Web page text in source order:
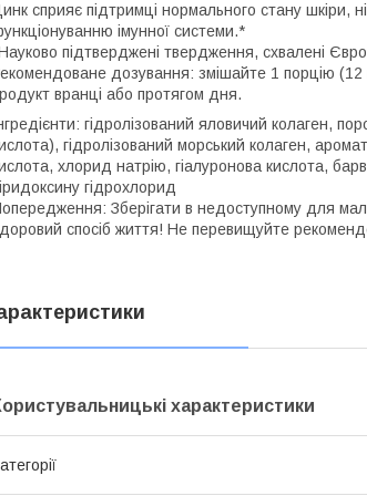
сприяє підтримці нормального стану шкіри,
імунної системи.*
підтверджені твердження, схвалені
дозування: змішайте 1 порцію
вранці або протягом дня.
гідролізований яловичий колаген,
гідролізований морський колаген,
хлорид натрію, гіалуронова кислота,
гідрохлорид
Зберігати в недоступному для
спосіб життя! Не перевищуйте
характеристики